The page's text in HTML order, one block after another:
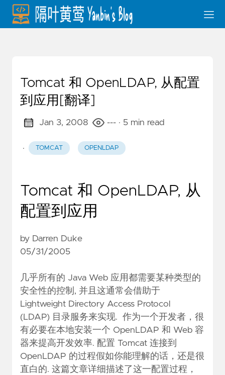
Tomcat 和 OpenLDAP, 从配置
到应用[翻译]
Jan 3, 2008 --- · 5 min read
· TOMCAT OPENLDAP
Tomcat 和 OpenLDAP, 从
配置到应用
by Darren Duke
05/31/2005
几乎所有的 Java Web 应用都需要某种类型的
安全性的控制, 并且这通常会借助于
Lightweight Directory Access Protocol
(LDAP) 目录服务来实现. 作为一个开发者，很
有必要在本地安装一个 OpenLDAP 和 Web 容
器来提高开发效率. 配置 Tomcat 连接到
OpenLDAP 的过程假如你能理解的话，还是很
直白的. 这篇文章详细描述了这一配置过程，